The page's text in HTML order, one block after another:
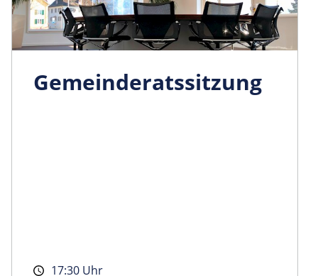
Gemeinder­atssitzung
17:30 Uhr